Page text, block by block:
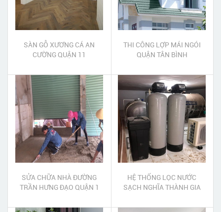
SÀN GỖ XƯƠNG CÁ AN
CƯỜNG QUẬN 11
THI CÔNG LỢP MÁI NGÓI
QUẬN TÂN BÌNH
SỬA CHỮA NHÀ ĐƯỜNG
TRẦN HƯNG ĐẠO QUẬN 1
HỆ THỐNG LỌC NƯỚC
SẠCH NGHĨA THÀNH GIA